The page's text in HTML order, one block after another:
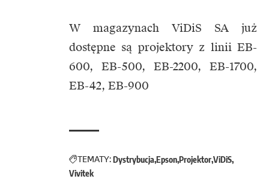
W magazynach ViDiS SA już
dostępne są projektory z linii EB-
600, EB-500, EB-2200, EB-1700,
EB-42, EB-900
TEMATY:Dystrybucja EpsonProjektorViDiS
Vivitek